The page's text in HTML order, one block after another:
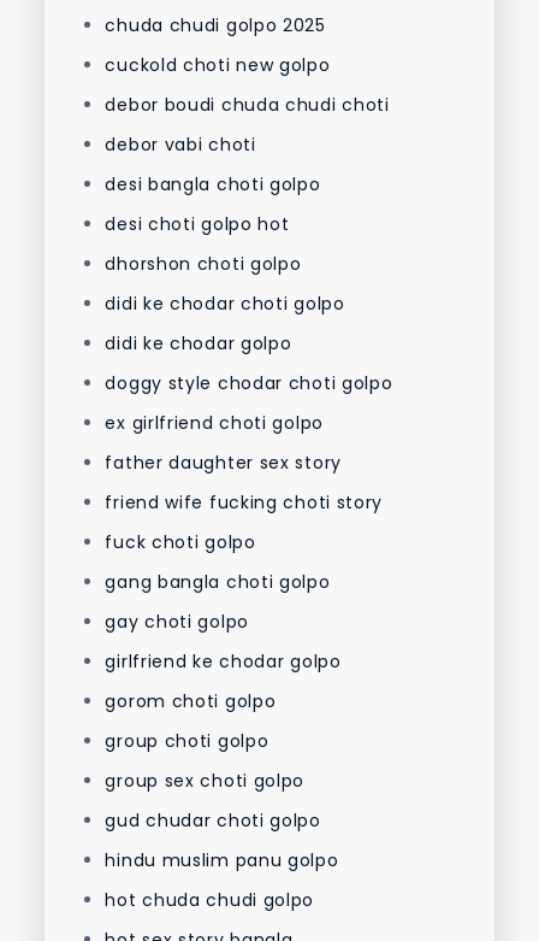
chuda chudi golpo 2025
cuckold choti new golpo
debor boudi chuda chudi choti
debor vabi choti
desi bangla choti golpo
desi choti golpo hot
dhorshon choti golpo
didi ke chodar choti golpo
didi ke chodar golpo
doggy style chodar choti golpo
ex girlfriend choti golpo
father daughter sex story
friend wife fucking choti story
fuck choti golpo
gang bangla choti golpo
gay choti golpo
girlfriend ke chodar golpo
gorom choti golpo
group choti golpo
group sex choti golpo
gud chudar choti golpo
hindu muslim panu golpo
hot chuda chudi golpo